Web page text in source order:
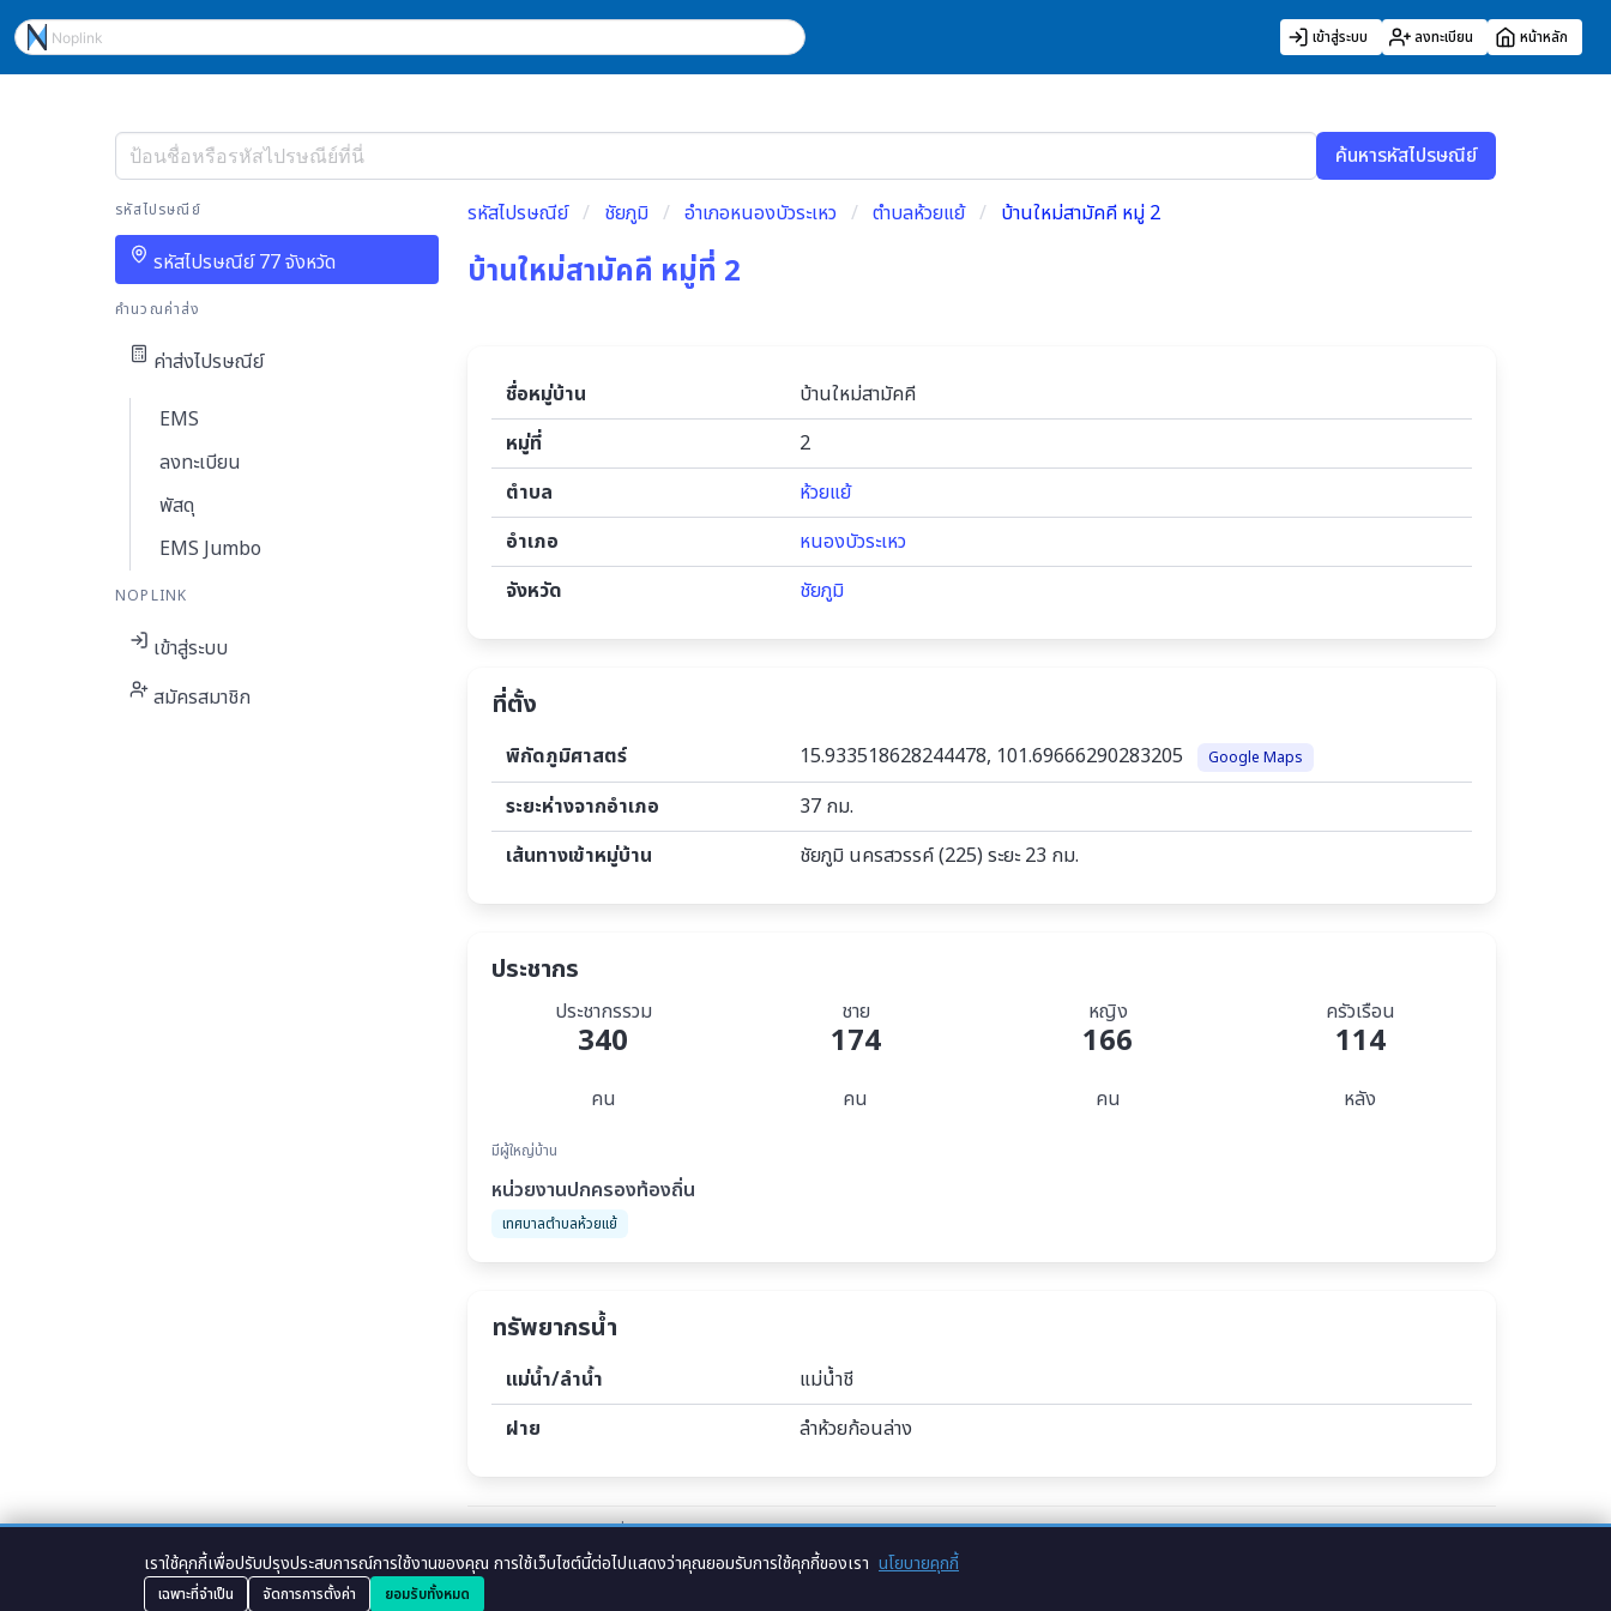
เข้าสู่ระบบ ลงทะเบียน หน้าหลัก
ค้นหารหัสไปรษณีย์
รหัสไปรษณีย์
รหัสไปรษณีย์ 77 จังหวัด
คำนวณค่าส่ง
ค่าส่งไปรษณีย์
EMS
ลงทะเบียน
พัสดุ
EMS Jumbo
NOPLINK
เข้าสู่ระบบ
สมัครสมาชิก
รหัสไปรษณีย์ ชัยภูมิ อำเภอหนองบัวระเหว ตำบลห้วยแย้ บ้านใหม่สามัคคี หมู่ 2
บ้านใหม่สามัคคี หมู่ที่ 2
ชื่อหมู่บ้าน
บ้านใหม่สามัคคี
หมู่ที่
2
ตำบล
ห้วยแย้
อำเภอ
หนองบัวระเหว
จังหวัด
ชัยภูมิ
ที่ตั้ง
พิกัดภูมิศาสตร์ 15.933518628244478, 101.69666290283205 Google Maps
ระยะห่างจากอำเภอ
37 กม.
เส้นทางเข้าหมู่บ้าน
ชัยภูมิ นครสวรรค์ (225) ระยะ 23 กม.
ประชากร
ประชากรรวม
340
คน
ชาย
174
คน
หญิง
166
คน
ครัวเรือน
114
หลัง
มีผู้ใหญ่บ้าน
หน่วยงานปกครองท้องถิ่น
เทศบาลตำบลห้วยแย้
ทรัพยากรน้ำ
แม่น้ำ/ลำน้ำ
แม่น้ำชี
ฝาย
ลำห้วยก้อนล่าง
Tags :บ้านใหม่สามัคคี หมู่ที่ 2 ตำบลห้วยแย้ อำเภอหนองบัวระเหว จังหวัดชัยภูมิ,หมู่บ้านใหม่สามัคคี ชัยภูมิ,ประชากร หมู่บ้านห้วยแย้ อำเภอหนองบัวระเหว จังหวัดชัยภูมิ
เราใช้คุกกี้เพื่อปรับปรุงประสบการณ์การใช้งานของคุณ การใช้เว็บไซต์นี้ต่อไปแสดงว่าคุณยอมรับการใช้คุกกี้ของเรา นโยบายคุกกี้
เฉพาะที่จำเป็น จัดการการตั้งค่า ยอมรับทั้งหมด